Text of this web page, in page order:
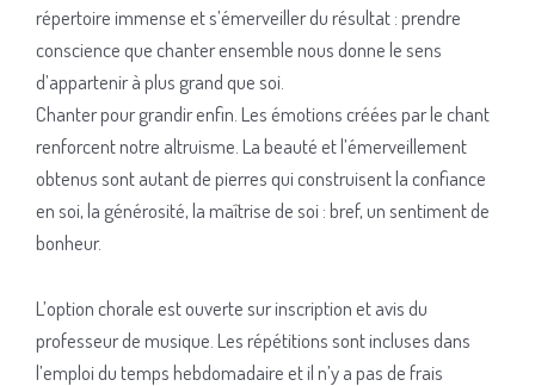
répertoire immense et s’émerveiller du résultat : prendre
conscience que chanter ensemble nous donne le sens
d’appartenir à plus grand que soi.
Chanter pour grandir enfin. Les émotions créées par le chant
renforcent notre altruisme. La beauté et l’émerveillement
obtenus sont autant de pierres qui construisent la confiance
en soi, la générosité, la maîtrise de soi : bref, un sentiment de
bonheur.
L’option chorale est ouverte sur inscription et avis du
professeur de musique. Les répétitions sont incluses dans
l’emploi du temps hebdomadaire et il n’y a pas de frais